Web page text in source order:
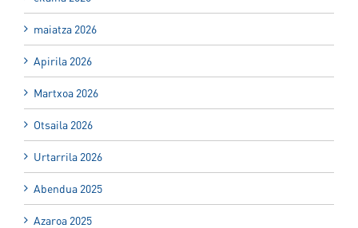
maiatza 2026
Apirila 2026
Martxoa 2026
Otsaila 2026
Urtarrila 2026
Abendua 2025
Azaroa 2025